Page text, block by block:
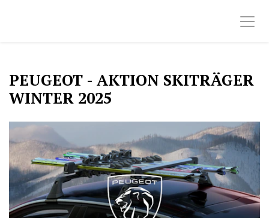
PEUGEOT - AKTION SKITRÄGER
WINTER 2025